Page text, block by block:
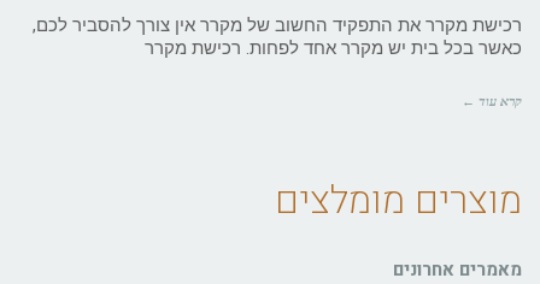
רכישת מקרר את התפקיד החשוב של מקרר אין צורך להסביר לכם,
כאשר בכל בית יש מקרר אחד לפחות. רכישת מקרר
קרא עוד ←
מוצרים מומלצים
מאמרים אחרונים